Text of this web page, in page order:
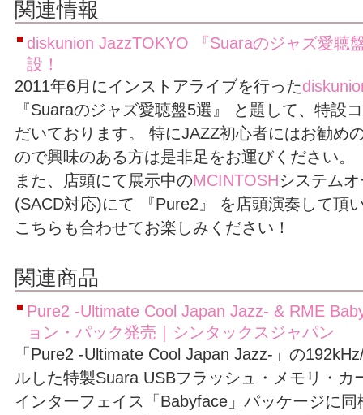
関連情報
diskunion JazzTOKYO 『Suaraのジャズ愛聴
設！
2011年6月にインストアライブを行った
『Suaraのジャズ愛聴盤5選』 と題して、特設
だいております。 特にJAZZ初心者にはお勧め
ので興味のある方は是非足をお運びください。
また、店頭にて展示中のMCINTOSHシステム
(SACD対応)にて 『Pure2』 を店頭演奏して頂
こちらも合わせてお楽しみください！
関連商品
Pure2 -Ultimate Cool Japan Jazz- & RME
ョン・パック発売｜シンタックスジャパン
「Pure2 -Ultimate Cool Japan Jazz-」の
ルした特製Suara USBフラッシュ・メモリ・カ
インターフェイス「Babyface」パッケージに